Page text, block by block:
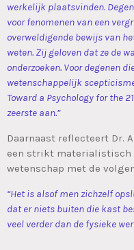
werkelijk plaatsvinden.
voor fenomenen van een
overweldigende bewijs van
weten. Zij geloven dat ze de
onderzoeken. Voor degenen
wetenschappelijk
Toward a Psychology for the
zeerste aan.”
Daarnaast reflecteert Dr.
een strikt materialistisch
wetenschap met de
“Het is alsof men zichzelf
dat er niets buiten die kast
veel verder dan de fysieke